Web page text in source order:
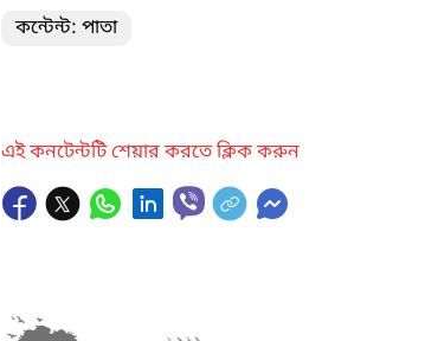
কন্টেন্ট: পাতা
এই কনটেন্টটি শেয়ার করতে ক্লিক করুন